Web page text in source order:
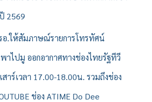
2569
อ.ให้สัมภาษณ์รายการโทรทัศน์
าไปมู ออกอากาศทางช่องไทยรัฐทีวี
าร์เวลา 17.00-18.00น. รวมถึงช่อง
ช่อง ATIME Do Dee